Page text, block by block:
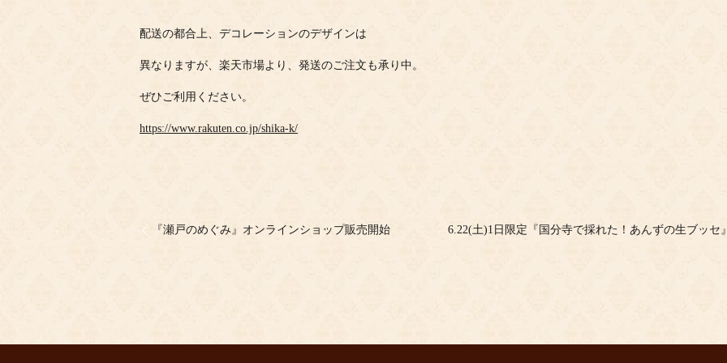
配送の都合上、デコレーションのデザインは
異なりますが、楽天市場より、発送のご注文も承り中。
ぜひご利用ください。
https://www.rakuten.co.jp/shika-k/
『瀬戸のめぐみ』オンラインショップ販売開始 6.22(土)1日限定『国分寺で採れた！あんずの生ブッセ